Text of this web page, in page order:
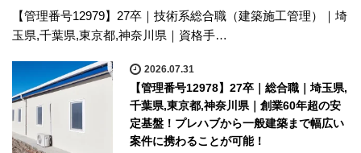
【管理番号12979】27卒｜技術系総合職（建築施工管理）｜埼
玉県,千葉県,東京都,神奈川県｜資格手…
2026.07.31
【管理番号12978】27卒｜総合職｜埼玉県,
千葉県,東京都,神奈川県｜創業60年超の安
定基盤！プレハブから一般建築まで幅広い
案件に携わることが可能！